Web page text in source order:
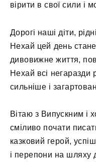
вірити в свої сили і
Дорогі наші діти,
Нехай цей день
дивовижне життя,
Нехай всі негаразди
сильніше і
Вітаю з Випускним і
сміливо почати
казковий герой,
і перепони на шляху